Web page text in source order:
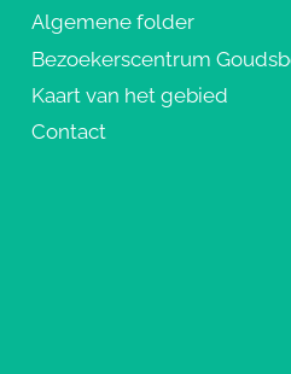
Algemene folder
Bezoekerscentrum
Kaart van het gebied
Contact